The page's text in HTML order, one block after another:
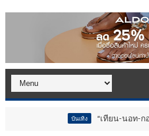
“เทียน-นอท-กอล์ฟ-จำลอง-